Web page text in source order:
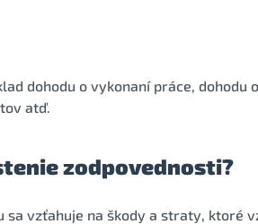
dohodu o vykonaní práce, dohodu
atď.
zodpovednosti?
sa vzťahuje na škody a straty, ktoré